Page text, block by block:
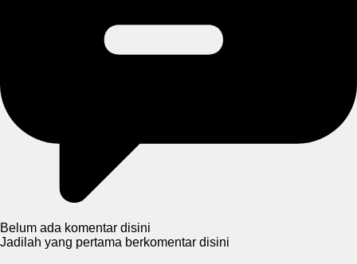
Belum ada komentar disini
Jadilah yang pertama berkomentar disini